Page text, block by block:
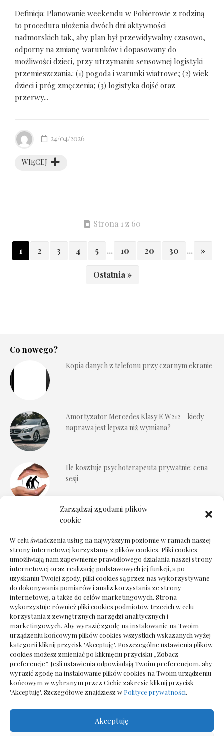
Zarządzaj zgodami plików
cookie
W celu świadczenia usług na najwyższym poziomie w ramach naszej
strony internetowej korzystamy z plików cookies. Pliki cookies
umożliwiają nam zapewnienie prawidłowego działania naszej strony
internetowej oraz realizację podstawowych jej funkcji, a po
uzyskaniu Twojej zgody, pliki cookies są przez nas wykorzystywane
do dokonywania pomiarów i analiz korzystania ze strony
internetowej, a także do celów marketingowych. Strona
wykorzystuje również pliki cookies podmiotów trzecich w celu
korzystania z zewnętrznych narzędzi analitycznych i
marketingowych. Aby wyrazić zgodę na instalowanie na Twoim
urządzeniu końcowym plików cookies wszystkich wskazanych wyżej
kategorii kliknij przycisk "Akceptuję". Poszczególne ustawienia plików
cookies możesz zmieniać po kliknięciu przycisku „Zobacz
preferencje”. Jeśli ustawienia odpowiadają Twoim preferencjom, aby
wyrazić zgodę na instalowanie plików cookies na Twoim urządzeniu
końcowym w wybranym przez Ciebie zakresie kliknij przycisk
"Akceptuję". Szczegółowe znajdziesz w Polityce prywatności.
Akceptuję
Definicja: Planowanie weekendu w Pobierowie z rodziną
to procedura ułożenia dwóch dni aktywności
nadmorskich tak, aby plan był przewidywalny czasowo,
odporny na zmianę warunków i dopasowany do
możliwości dzieci, przy utrzymaniu sensownej logistyki
przemieszczania.: (1) pogoda i warunki wiatrowe; (2) wiek
dzieci i próg zmęczenia; (3) logistyka dojść oraz
przerwy...
WIĘCEJ
24/04/2026
Strona 1 z 60
1 2 3 4 5 ... 10 20 30 ... »
Ostatnia »
Co nowego?
Kopia danych z telefonu przy czarnym ekranie
Amortyzator Mercedes Klasy E W212 – kiedy
naprawa jest lepsza niż wymiana?
Ile kosztuje psychoterapeuta prywatnie: cena
sesji
Dokumenty do odbioru przy zmianie biura
Deska podłogowa do salonu: jak wybrać bez
pośpiechu